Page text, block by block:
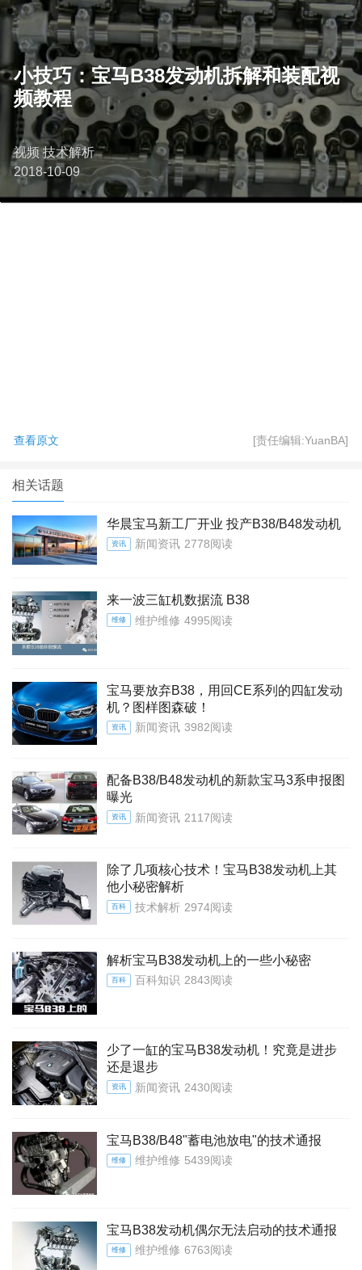
小技巧：宝马B38发动机拆解和装配视
频教程
视频 技术解析
2018-10-09
查看原文 [责任编辑:YuanBA]
相关话题
华晨宝马新工厂开业 投产B38/B48发动机
资讯 新闻资讯 2778阅读
来一波三缸机数据流 B38
维修 维护维修 4995阅读
宝马要放弃B38，用回CE系列的四缸发动
机？图样图森破！
资讯 新闻资讯 3982阅读
配备B38/B48发动机的新款宝马3系申报图
曝光
资讯 新闻资讯 2117阅读
除了几项核心技术！宝马B38发动机上其
他小秘密解析
百科 技术解析 2974阅读
解析宝马B38发动机上的一些小秘密
百科 百科知识 2843阅读
少了一缸的宝马B38发动机！究竟是进步
还是退步
资讯 新闻资讯 2430阅读
宝马B38/B48"蓄电池放电"的技术通报
维修 维护维修 5439阅读
宝马B38发动机偶尔无法启动的技术通报
维修 维护维修 6763阅读